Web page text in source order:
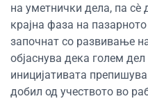
на уметнички дела, па сè
крајна фаза на
започнат со развивање
објаснува дека голем дел
иницијативата
добил од учеството во